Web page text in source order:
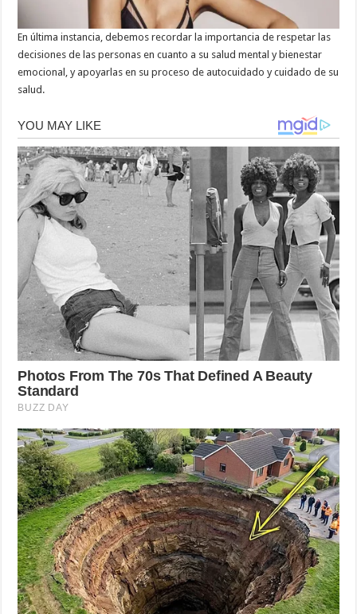
En última instancia, debemos recordar la importancia de respetar las
decisiones de las personas en cuanto a su salud mental y bienestar
emocional, y apoyarlas en su proceso de autocuidado y cuidado de su
salud.